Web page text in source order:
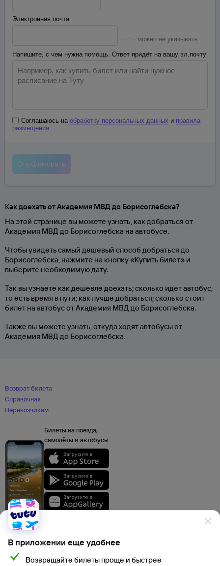
Электронная почта
можно не указывать
Напишите, с чем нужна помощь. Ответ придёт на вашу эл.почту
Соглашаюсь на обработку персональных данных и правила
размещения
Как доехать от Академия МВД до Борисоглебска?
На этой странице вы можете узнать, как добраться от
Академия МВД до Борисоглебска на автобусе.
Чтобы увидеть самый дешевый способ добраться до
Борисоглебска, нажмите на кнопку «Купить билет» и
выберите необходимую дату.
Так вы узнаете как дешевле доехать; сколько идет автобус,
то есть время в пути; как лучше добраться; сколько стоит
билет на автобус от Академия МВД до Борисоглебска.
Также вы можете узнать, откуда ходят автобусы от
Академия МВД до Борисоглебска.
В приложении еще удобнее
Возвращайте билеты проще и быстрее
Возврат билета
Справочная
Перевозчикам
Билеты на поезда,
самолёты и автобусы